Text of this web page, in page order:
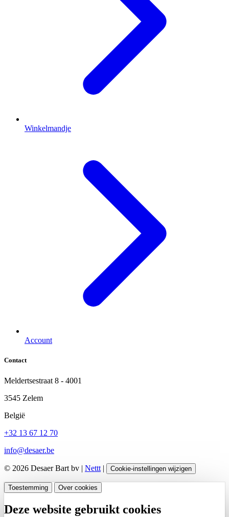
Winkelmandje
Account
Contact
Meldertsestraat 8 - 4001
3545 Zelem
België
+32 13 67 12 70
info@desaer.be
© 2026 Desaer Bart bv | Nettt | Cookie-instellingen wijzigen
Toestemming Over cookies
Deze website gebruikt cookies